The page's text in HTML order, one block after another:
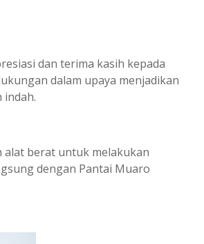
dan terima kasih kepada
dalam upaya menjadikan
indah.
berat untuk melakukan
dengan Pantai Muaro